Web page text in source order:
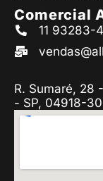
Comercial
11 93283-
R. Sumaré, 28
- SP, 04918-